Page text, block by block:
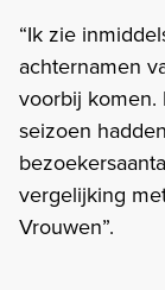
“Ik zie
achternamen
voorbij komen.
seizoen
vergelijking
Vrouwen”.